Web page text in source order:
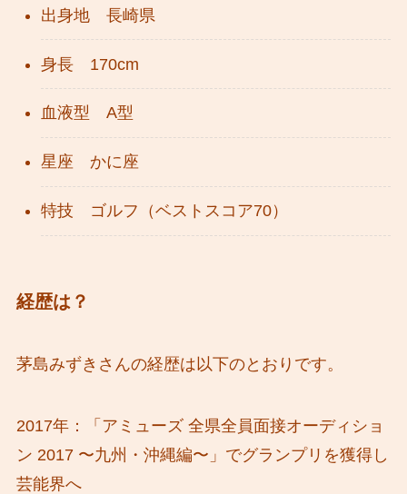
出身地 長崎県
身長 170cm
血液型 A型
星座 かに座
特技 ゴルフ（ベストスコア70）
経歴は？
茅島みずきさんの経歴は以下のとおりです。
2017年：「アミューズ 全県全員面接オーディショ
ン 2017 〜九州・沖縄編〜」でグランプリを獲得し
芸能界へ